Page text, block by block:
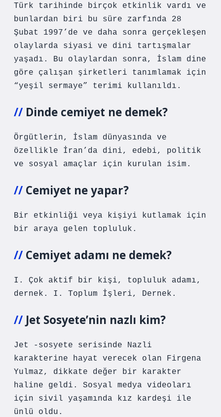
Türk tarihinde birçok etkinlik vardı ve
bunlardan biri bu süre zarfında 28
Şubat 1997’de ve daha sonra gerçekleşen
olaylarda siyasi ve dini tartışmalar
yaşadı. Bu olaylardan sonra, İslam dine
göre çalışan şirketleri tanımlamak için
“yeşil sermaye” terimi kullanıldı.
Dinde cemiyet ne demek?
Örgütlerin, İslam dünyasında ve
özellikle İran’da dini, edebi, politik
ve sosyal amaçlar için kurulan isim.
Cemiyet ne yapar?
Bir etkinliği veya kişiyi kutlamak için
bir araya gelen topluluk.
Cemiyet adamı ne demek?
I. Çok aktif bir kişi, topluluk adamı,
dernek. I. Toplum İşleri, Dernek.
Jet Sosyete’nin nazlı kim?
Jet -sosyete serisinde Nazli
karakterine hayat verecek olan Firgena
Yulmaz, dikkate değer bir karakter
haline geldi. Sosyal medya videoları
için sivil yaşamında kız kardeşi ile
ünlü oldu.